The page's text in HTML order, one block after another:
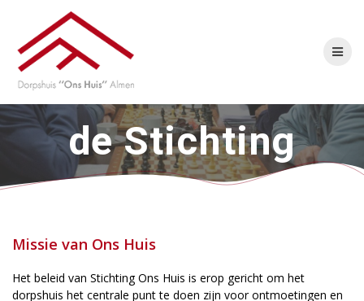
de Stichting
Missie van Ons Huis
Het beleid van Stichting Ons Huis is erop gericht om het
dorpshuis het centrale punt te doen zijn voor ontmoetingen en